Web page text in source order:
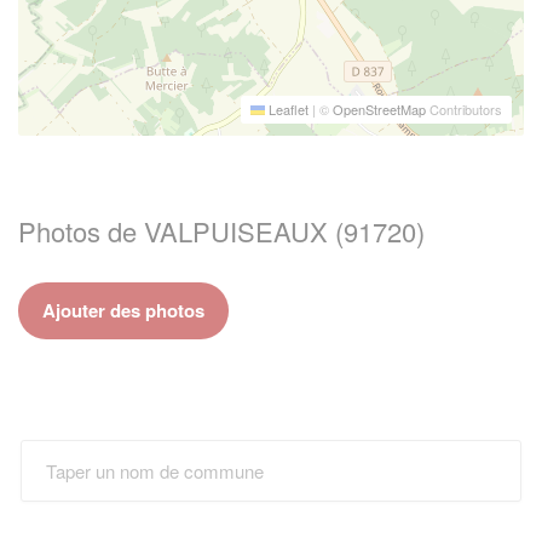
Leaflet | ©OpenStreetMapContributors
Photos de VALPUISEAUX (91720)
Ajouter des photos